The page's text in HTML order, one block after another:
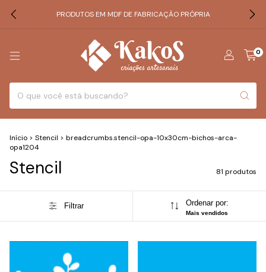
PRODUTOS EM MDF DE FABRICAÇÃO PRÓPRIA
0
Início > Stencil > breadcrumbs.stencil-opa-10x30cm-bichos-arca-
opa1204
Stencil 81 produtos
Filtrar Ordenar por:
Mais vendidos